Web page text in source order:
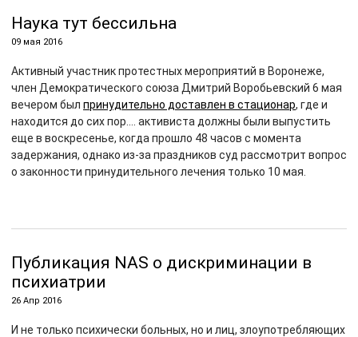
Наука тут бессильна
09 мая 2016
Активный участник протестных мероприятий в Воронеже,
член Демократического союза Дмитрий Воробьевский 6 мая
вечером был принудительно доставлен в стационар, где и
находится до сих пор…. активиста должны были выпустить
еще в воскресенье, когда прошло 48 часов с момента
задержания, однако из-за праздников суд рассмотрит вопрос
о законности принудительного лечения только 10 мая.
Публикация NAS о дискриминации в
психиатрии
26 Апр 2016
И не только психически больных, но и лиц, злоупотребляющих